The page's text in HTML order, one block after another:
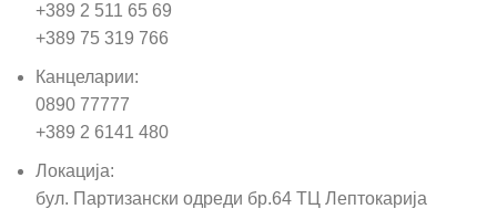
+389 2 511 65 69
+389 75 319 766
Канцеларии:
0890 77777
+389 2 6141 480
Локација:
бул. Партизански одреди бр.64 ТЦ Лептокарија